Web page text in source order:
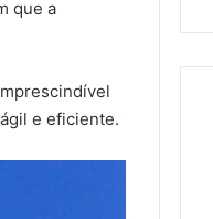
que a
e eficiente.